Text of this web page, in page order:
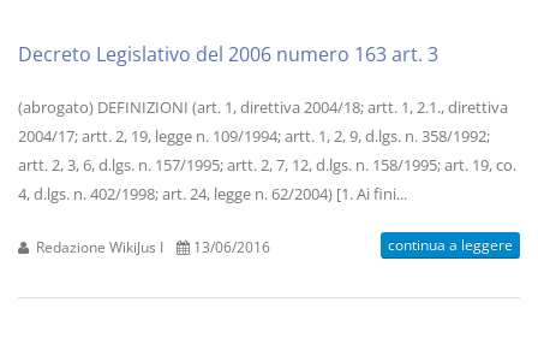
Decreto Legislativo del 2006 numero 163 art. 3
(abrogato) DEFINIZIONI (art. 1, direttiva 2004/18; artt. 1, 2.1., direttiva
2004/17; artt. 2, 19, legge n. 109/1994; artt. 1, 2, 9, d.lgs. n. 358/1992;
artt. 2, 3, 6, d.lgs. n. 157/1995; artt. 2, 7, 12, d.lgs. n. 158/1995; art. 19, co.
4, d.lgs. n. 402/1998; art. 24, legge n. 62/2004) [1. Ai fini...
Redazione WikiJus I 13/06/2016 continua a leggere